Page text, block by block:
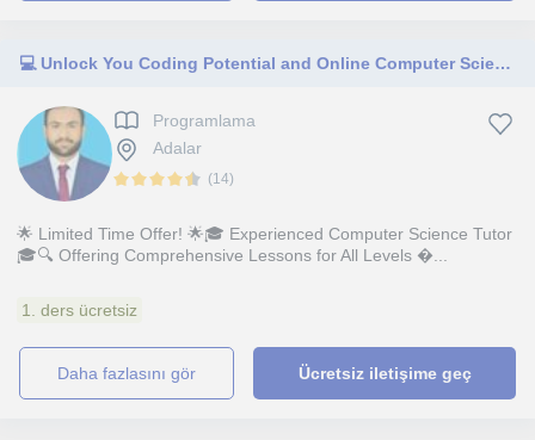
💻 Unlock You Coding Potential and Online Computer Science Lessons 💻
Programlama
Adalar
(14)
🌟 Limited Time Offer! 🌟🎓 Experienced Computer Science Tutor
🎓🔍 Offering Comprehensive Lessons for All Levels �...
1. ders ücretsiz
daha fazlasını gör Ücretsiz iletişime geç